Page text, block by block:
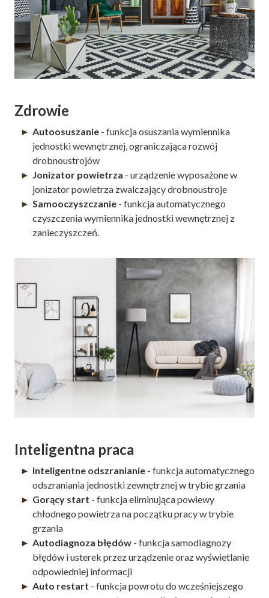
Zdrowie
Autoosuszanie - funkcja osuszania wymiennika
jednostki wewnętrznej, ograniczająca rozwój
drobnoustrojów
Jonizator powietrza - urządzenie wyposażone w
jonizator powietrza zwalczający drobnoustroje
Samooczyszczanie - funkcja automatycznego
czyszczenia wymiennika jednostki wewnętrznej z
zanieczyszczeń.
Inteligentna praca
Inteligentne odszranianie - funkcja automatycznego
odszraniania jednostki zewnętrznej w trybie grzania
Gorący start - funkcja eliminująca powiewy
chłodnego powietrza na początku pracy w trybie
grzania
Autodiagnoza błędów - funkcja samodiagnozy
błędów i usterek przez urządzenie oraz wyświetlanie
odpowiedniej informacji
Auto restart - funkcja powrotu do wcześniejszego